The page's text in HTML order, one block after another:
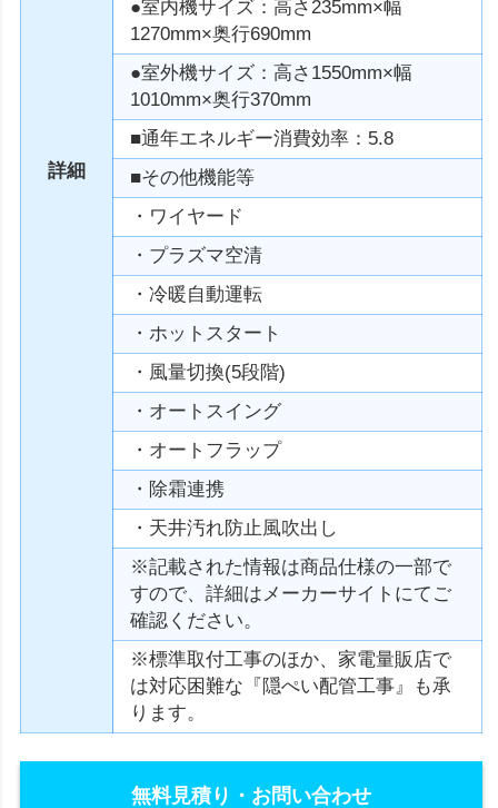
詳細
●室内機サイズ：高さ235mm×幅
1270mm×奥行690mm
●室外機サイズ：高さ1550mm×幅
1010mm×奥行370mm
■通年エネルギー消費効率：5.8
■その他機能等
・ワイヤード
・プラズマ空清
・冷暖自動運転
・ホットスタート
・風量切換(5段階)
・オートスイング
・オートフラップ
・除霜連携
・天井汚れ防止風吹出し
※記載された情報は商品仕様の一部で
すので、詳細はメーカーサイトにてご
確認ください。
※標準取付工事のほか、家電量販店で
は対応困難な『隠ぺい配管工事』も承
ります。
無料見積り・お問い合わせ